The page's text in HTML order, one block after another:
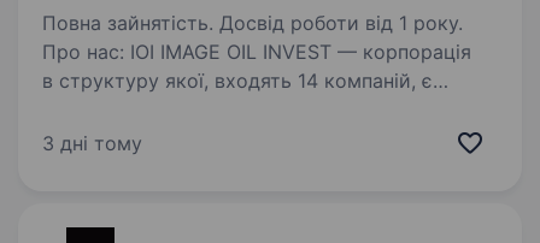
Повна зайнятість. Досвід роботи від 1 року.
Про нас: IOI IMAGE OIL INVEST — корпорація
в структуру якої, входять 14 компаній, є
мастильних матеріалів, технічних рідин і
3 дні тому